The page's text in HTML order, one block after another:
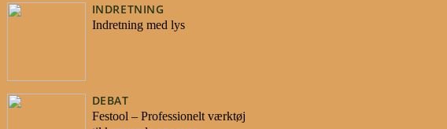
INDRETNING
Indretning med lys
DEBAT
Festool – Professionelt værktøj